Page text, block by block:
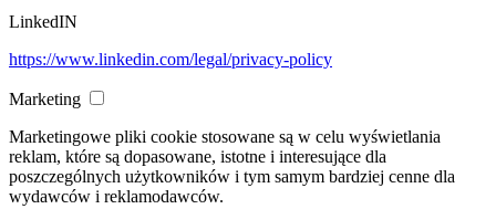
LinkedIN
https://www.linkedin.com/legal/privacy-policy
Marketing
Marketingowe pliki cookie stosowane są w celu wyświetlania
reklam, które są dopasowane, istotne i interesujące dla
poszczególnych użytkowników i tym samym bardziej cenne dla
wydawców i reklamodawców.